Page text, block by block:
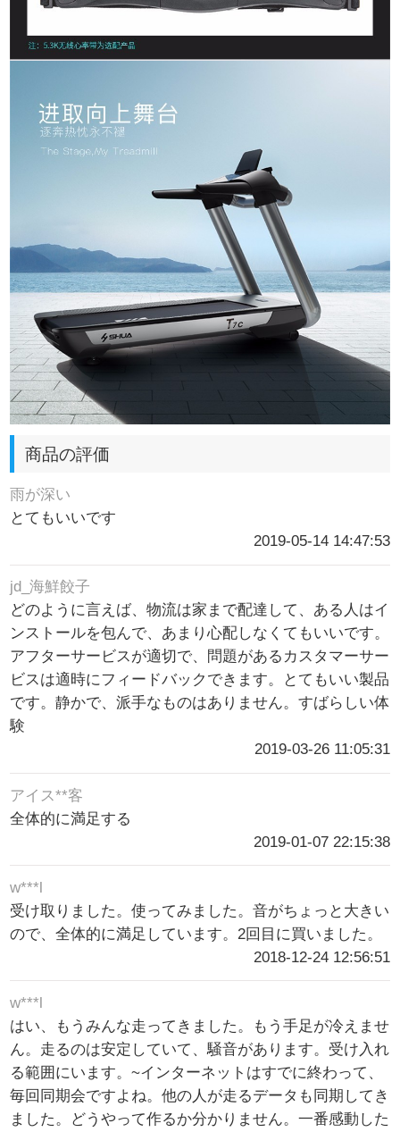
商品の評価
雨が深い
とてもいいです
2019-05-14 14:47:53
jd_海鮮餃子
どのように言えば、物流は家まで配達して、ある人はイ
ンストールを包んで、あまり心配しなくてもいいです。
アフターサービスが適切で、問題があるカスタマーサー
ビスは適時にフィードバックできます。とてもいい製品
です。静かで、派手なものはありません。すばらしい体
験
2019-03-26 11:05:31
アイス**客
全体的に満足する
2019-01-07 22:15:38
w***l
受け取りました。使ってみました。音がちょっと大きい
ので、全体的に満足しています。2回目に買いました。
2018-12-24 12:56:51
w***l
はい、もうみんな走ってきました。もう手足が冷えませ
ん。走るのは安定していて、騒音があります。受け入れ
る範囲にいます。~インターネットはすでに終わって、
毎回同期会ですよね。他の人が走るデータも同期してき
ました。どうやって作るか分かりません。一番感動した